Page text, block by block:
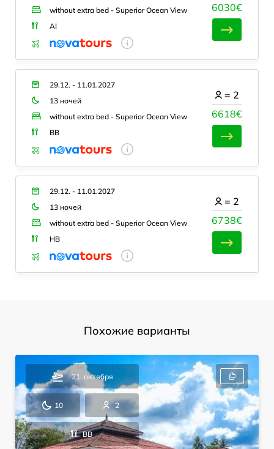
without extra bed - Superior Ocean View
AI
6030€
29.12. - 11.01.2027
13 ночей
without extra bed - Superior Ocean View
BB
6618€
= 2
29.12. - 11.01.2027
13 ночей
without extra bed - Superior Ocean View
HB
6738€
= 2
Похожие варианты
21. октября
10 2
BB